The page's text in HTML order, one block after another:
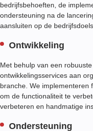
bedrijfsbehoeften, de
ondersteuning na de
aansluiten op de
Ontwikkeling
Met behulp van een
ontwikkelingsservices aan
branche. We implementeren
om de functionaliteit te
verbeteren en handmatige
Ondersteuning